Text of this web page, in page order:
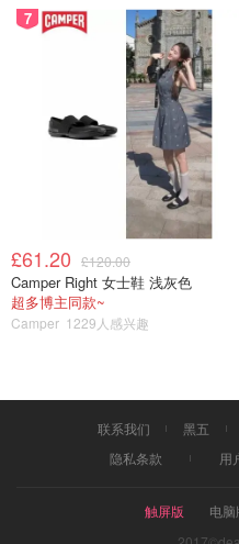
7
£61.20 £120.00
Camper Right 女士鞋 浅灰色
超多博主同款~
Camper 1229人感兴趣
联系我们 黑五
隐私条款
用
触屏版 电脑